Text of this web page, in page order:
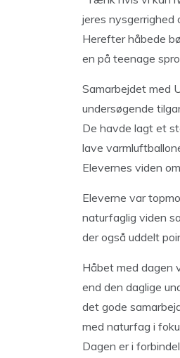
jeres nysgerrighed
Herefter håbede
en på teenage
Samarbejdet med
undersøgende
De havde lagt et
lave
Elevernes viden
Eleverne var
naturfaglig viden
der også uddelt
Håbet med dagen
end den daglige
det gode
med naturfag i
Dagen er i